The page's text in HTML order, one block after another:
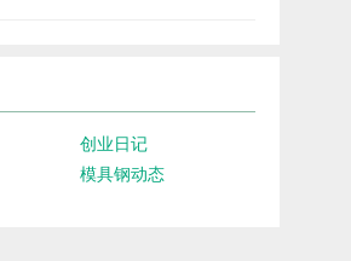
创业日记
模具钢动态